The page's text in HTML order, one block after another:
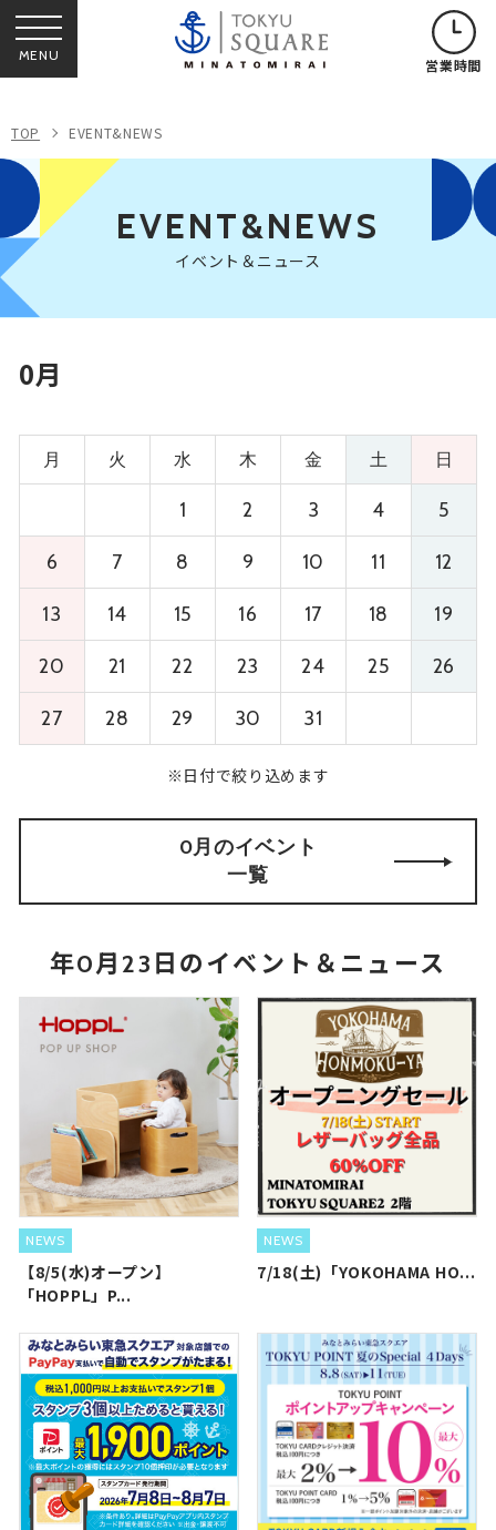
MENU 営業時間
TOP EVENT&NEWS
EVENT&NEWS
イベント＆ニュース
0月
月 火 水 木 金 土 日
1 2 3 4 5
6 7 8 9 10 11 12
13 14 15 16 17 18 19
20 21 22 23 24 25 26
27 28 29 30 31
※日付で絞り込めます
0月のイベント
一覧
年0月23日のイベント＆ニュース
NEWS
【8/5(水)オープン】
「HOPPL」P...
NEWS
7/18(土)「YOKOHAMA HO...